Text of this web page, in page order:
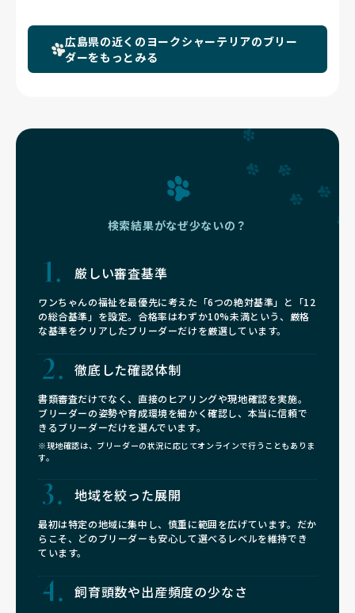
広島県の近くのヨークシャーテリアのブリー
ダーをもっとみる
検索結果がなぜ少ないの？
厳しい審査基準
ワンちゃんの福祉を最優先に考えた「6つの絶対基準」と「12
の総合基準」を設定。合格率はわずか10%未満という、厳格
な基準をクリアしたブリーダーだけを厳選しています。
徹底した確認体制
書類審査だけでなく、直接のヒアリングや現地確認を実施。
ブリーダーの姿勢や育成環境を細かく確認し、本当に信頼で
きるブリーダーだけを選んでいます。
※現地確認は、ブリーダーの状況に応じてオンラインで行うこともありま
す。
地域を絞った展開
最初は特定の地域に集中し、慎重に範囲を広げています。だか
らこそ、どのブリーダーも安心して選べるレベルを維持でき
ています。
飼育頭数や出産頻度の少なさ